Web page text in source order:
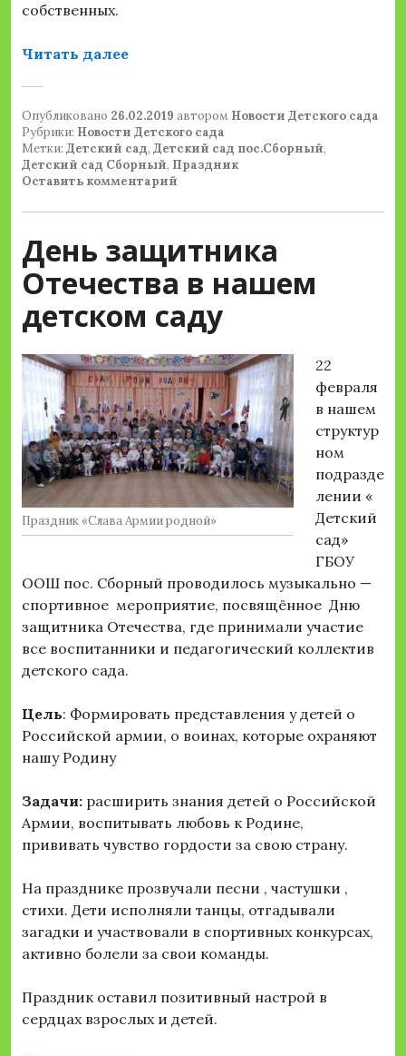
собственных.
Читать далее««В гостях у сказки»»
Опубликовано 26.02.2019 автором Новости Детского сада
Рубрики: Новости Детского сада
Метки: Детский сад, Детский сад пос.Сборный,
Детский сад Сборный, Праздник
Оставить комментарий
День защитника
Отечества в нашем
детском саду
Праздник «Слава Армии родной»
22
февраля
в нашем
структур
ном
подразде
лении «
Детский
сад»
ГБОУ
ООШ пос. Сборный проводилось музыкально —
спортивное мероприятие, посвящённое Дню
защитника Отечества, где принимали участие
все воспитанники и педагогический коллектив
детского сада.
Цель: Формировать представления у детей о
Российской армии, о воинах, которые охраняют
нашу Родину
Задачи: расширить знания детей о Российской
Армии, воспитывать любовь к Родине,
прививать чувство гордости за свою страну.
На празднике прозвучали песни , частушки ,
стихи. Дети исполняли танцы, отгадывали
загадки и участвовали в спортивных конкурсах,
активно болели за свои команды.
Праздник оставил позитивный настрой в
сердцах взрослых и детей.